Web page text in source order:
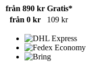
från 890 kr Gratis*
från 0 kr
109 kr